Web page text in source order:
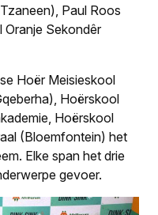
Paul Roos
Oranje Sekondêr
Hoër Meisieskool
Hoërskool
Hoërskool
(Bloemfontein) het
Elke span het drie
gevoer.